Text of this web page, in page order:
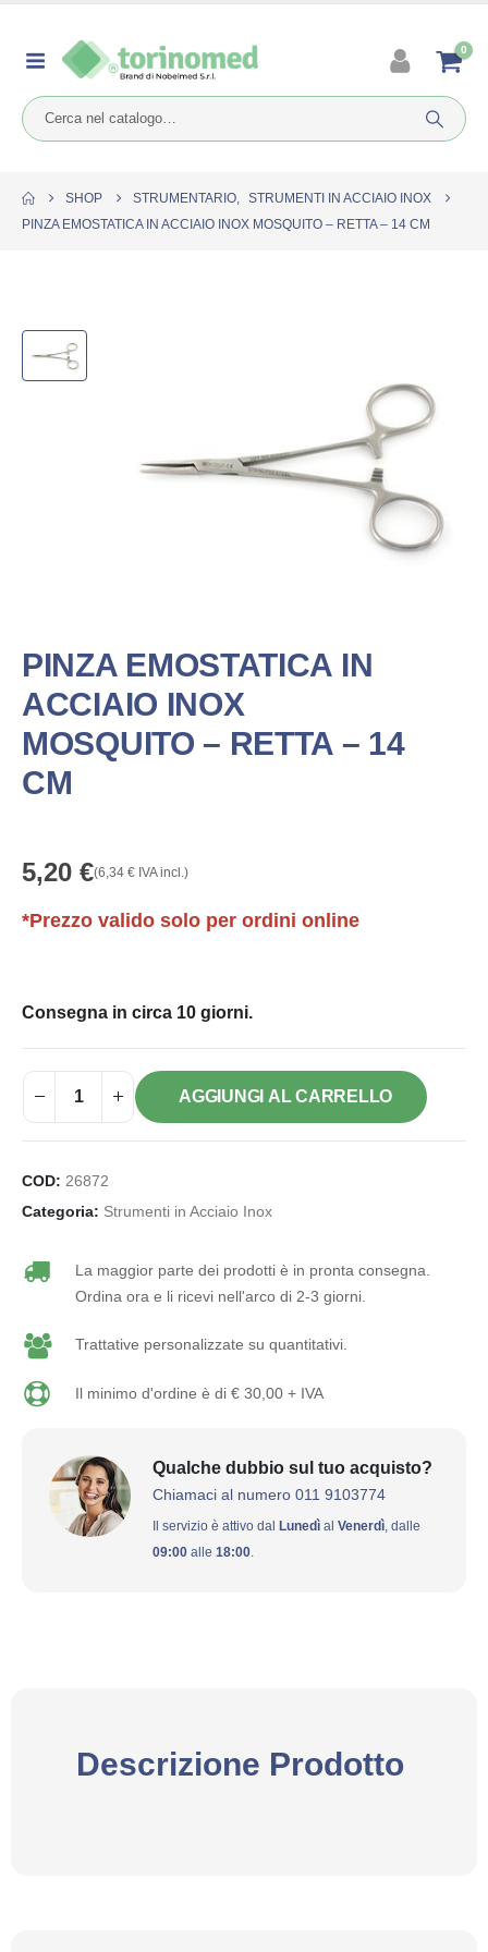
0
SHOP STRUMENTARIO, STRUMENTI IN ACCIAIO INOX
PINZA EMOSTATICA IN ACCIAIO INOX MOSQUITO – RETTA – 14 CM
PINZA EMOSTATICA IN
ACCIAIO INOX
MOSQUITO – RETTA – 14
CM
5,20 €(6,34 € IVA incl.)
*Prezzo valido solo per ordini online
Consegna in circa 10 giorni.
AGGIUNGI AL CARRELLO
COD: 26872
Categoria: Strumenti in Acciaio Inox
La maggior parte dei prodotti è in pronta consegna.
Ordina ora e li ricevi nell'arco di 2-3 giorni.
Trattative personalizzate su quantitativi.
Il minimo d'ordine è di € 30,00 + IVA
Qualche dubbio sul tuo acquisto?
Chiamaci al numero 011 9103774
Il servizio è attivo dal Lunedì al Venerdì, dalle
09:00 alle 18:00.
Descrizione Prodotto